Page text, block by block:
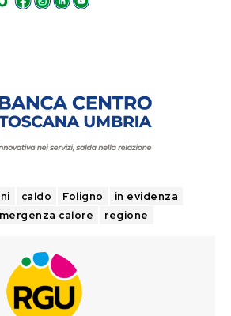
caldo Foligno
in evidenza
calore
regione